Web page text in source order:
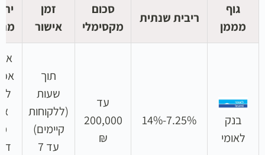
גוף
מממן
ריבית שנתית
סכום
מקסימלי
זמן
אישור
בנק
לאומי
7.25%-14%
עד
200,000
₪
תוך
שעות
(ללקוחות
קיימים)
עד 7